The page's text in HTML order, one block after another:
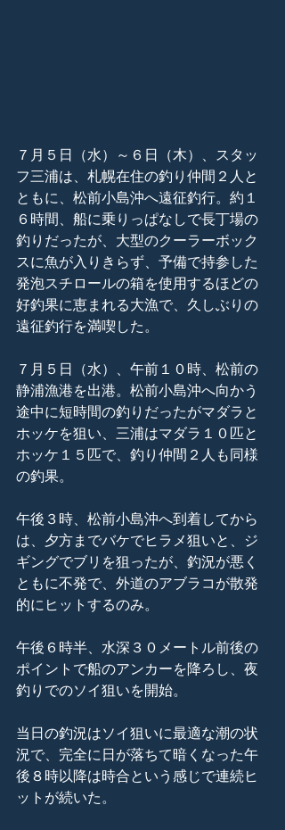
７月５日（水）～６日（木）、スタッ
フ三浦は、札幌在住の釣り仲間２人と
ともに、松前小島沖へ遠征釣行。約１
６時間、船に乗りっぱなしで長丁場の
釣りだったが、大型のクーラーボック
スに魚が入りきらず、予備で持参した
発泡スチロールの箱を使用するほどの
好釣果に恵まれる大漁で、久しぶりの
遠征釣行を満喫した。
７月５日（水）、午前１０時、松前の
静浦漁港を出港。松前小島沖へ向かう
途中に短時間の釣りだったがマダラと
ホッケを狙い、三浦はマダラ１０匹と
ホッケ１５匹で、釣り仲間２人も同様
の釣果。
午後３時、松前小島沖へ到着してから
は、夕方までバケでヒラメ狙いと、ジ
ギングでブリを狙ったが、釣況が悪く
ともに不発で、外道のアブラコが散発
的にヒットするのみ。
午後６時半、水深３０メートル前後の
ポイントで船のアンカーを降ろし、夜
釣りでのソイ狙いを開始。
当日の釣況はソイ狙いに最適な潮の状
況で、完全に日が落ちて暗くなった午
後８時以降は時合という感じで連続ヒ
ットが続いた。